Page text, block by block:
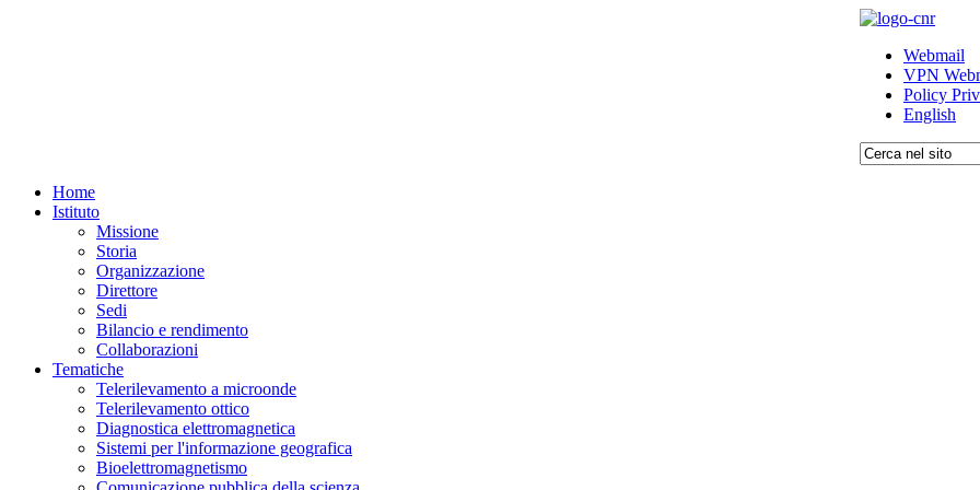
Webmail
VPN
Policy
English
Home
Istituto
Missione
Storia
Organizzazione
Direttore
Sedi
Bilancio e rendimento
Collaborazioni
Tematiche
Telerilevamento a microonde
Telerilevamento ottico
Diagnostica elettromagnetica
Sistemi per l'informazione geografica
Bioelettromagnetismo